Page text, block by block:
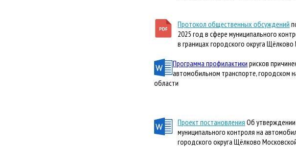
Протокол общественных обсуждений
2025 год в сфере муниципального
в границах городского округа
Программа профилактики рисков
автомобильном транспорте, городском
области
Проект постановления Об
муниципального контроля на
городского округа Щёлково